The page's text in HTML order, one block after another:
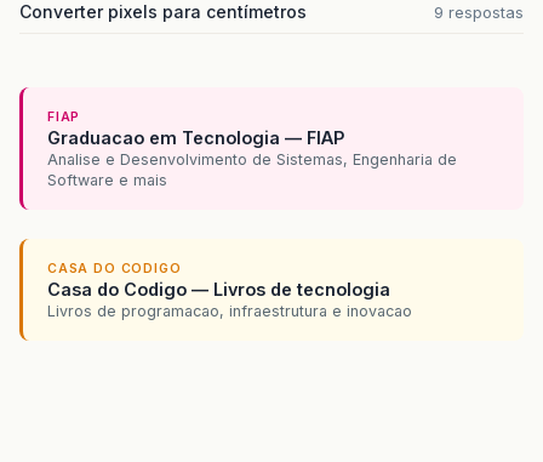
Converter pixels para centímetros 9 respostas
FIAP
Graduacao em Tecnologia — FIAP
Analise e Desenvolvimento de Sistemas, Engenharia de
Software e mais
CASA DO CODIGO
Casa do Codigo — Livros de tecnologia
Livros de programacao, infraestrutura e inovacao